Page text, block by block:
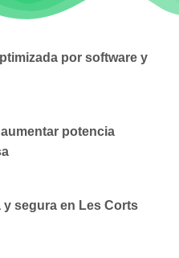
por software y
potencia
y segura en Les Corts